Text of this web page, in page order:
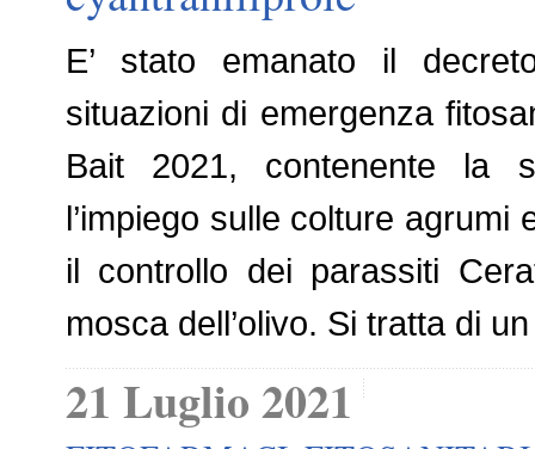
E’ stato emanato il
situazioni di emergenza
Bait 2021, contenente la
l’impiego sulle colture
il controllo dei parassiti
mosca dell’olivo. Si tratta di
21 Luglio 2021